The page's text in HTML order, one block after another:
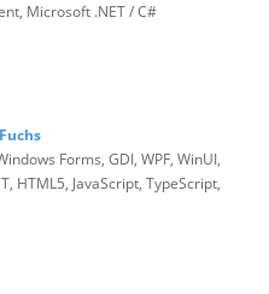
Microsoft .NET / C#
Forms, GDI, WPF, WinUI,
HTML5, JavaScript, TypeScript,